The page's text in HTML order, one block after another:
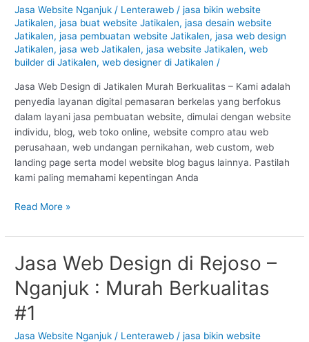
Jasa Website Nganjuk / Lenteraweb /jasa bikin website
Jatikalen,jasa buat website Jatikalen,jasa desain website
Jatikalen,jasa pembuatan website Jatikalen,jasa web design
Jatikalen,jasa web Jatikalen,jasa website Jatikalen,web
builder di Jatikalen,web designer di Jatikalen /
Jasa Web Design di Jatikalen Murah Berkualitas – Kami adalah
penyedia layanan digital pemasaran berkelas yang berfokus
dalam layani jasa pembuatan website, dimulai dengan website
individu, blog, web toko online, website compro atau web
perusahaan, web undangan pernikahan, web custom, web
landing page serta model website blog bagus lainnya. Pastilah
kami paling memahami kepentingan Anda
–
Nganjuk
:
Murah
Berkualitas
#1
Read More »
Jasa Web Design di Rejoso –
Nganjuk : Murah Berkualitas
#1
Jasa Website Nganjuk / Lenteraweb /jasa bikin website
Jasa
Web
Design
di
Rejoso
–